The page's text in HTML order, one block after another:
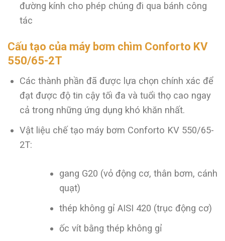
đường kính cho phép chúng đi qua bánh công
tác
Cấu tạo của máy bơm chìm Conforto KV
550/65-2T
Các thành phần đã được lựa chọn chính xác để
đạt được độ tin cậy tối đa và tuổi thọ cao ngay
cả trong những ứng dụng khó khăn nhất.
Vật liệu chế tạo máy bơm Conforto KV 550/65-
2T:
gang G20 (vỏ động cơ, thân bơm, cánh
quạt)
thép không gỉ AISI 420 (trục động cơ)
ốc vít bằng thép không gỉ